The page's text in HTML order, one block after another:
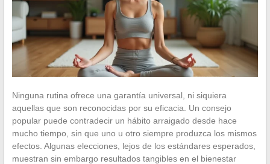
Ninguna rutina ofrece una garantía universal, ni siquiera
aquellas que son reconocidas por su eficacia. Un consejo
popular puede contradecir un hábito arraigado desde hace
mucho tiempo, sin que uno u otro siempre produzca los mismos
efectos. Algunas elecciones, lejos de los estándares esperados,
muestran sin embargo resultados tangibles en el bienestar